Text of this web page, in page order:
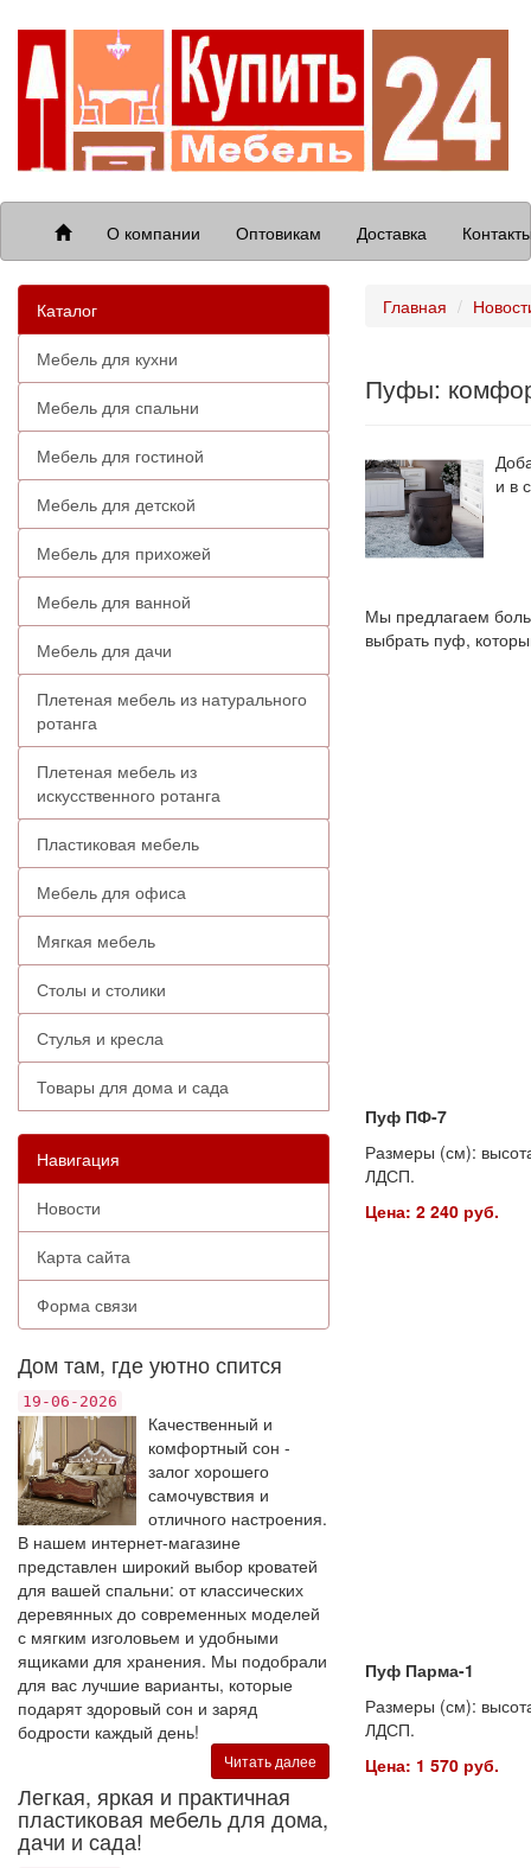
О компании Оптовикам Доставка
Каталог
Мебель для кухни
Мебель для спальни
Мебель для гостиной
Мебель для детской
Мебель для прихожей
Мебель для ванной
Мебель для дачи
Плетеная мебель из натурального
ротанга
Плетеная мебель из
искусственного ротанга
Пластиковая мебель
Мебель для офиса
Мягкая мебель
Столы и столики
Стулья и кресла
Товары для дома и сада
Навигация
Новости
Карта сайта
Форма связи
Дом там, где уютно спится
19-06-2026
Качественный и
комфортный сон -
залог хорошего
самочувствия и
отличного настроения.
В нашем интернет-магазине
представлен широкий выбор кроватей
для вашей спальни: от классических
деревянных до современных моделей
с мягким изголовьем и удобными
ящиками для хранения. Мы подобрали
для вас лучшие варианты, которые
подарят здоровый сон и заряд
бодрости каждый день!
Читать далее
Легкая, яркая и практичная
пластиковая мебель для дома,
дачи и сада!
Главная
Пуфы:
и в
Мы предлагаем
выбрать пуф,
Пуф ПФ-7
Размеры (см):
ЛДСП.
Цена: 2 240 руб.
Пуф Парма-1
Размеры (см):
ЛДСП.
Цена: 1 570 руб.